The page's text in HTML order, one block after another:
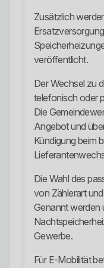
Zusätzlich
veröffentlicht.
Der Wechsel zu
telefonisch oder
Die
Angebot und
Kündigung beim
Die Wahl des
von Zählerart
Genannt werden
Gewerbe.
Für E-Mobilität